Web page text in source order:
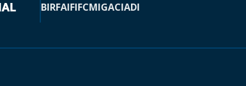
BIRFAIFIFCMIGACIADI